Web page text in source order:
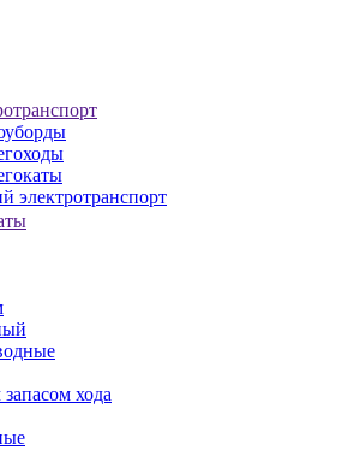
электротранспорт
хода